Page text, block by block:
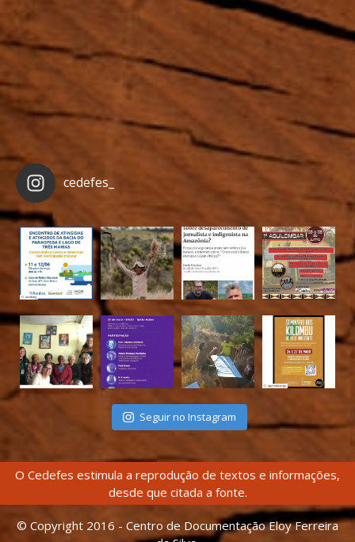
cedefes_
Seguir no Instagram
O Cedefes estimula a reprodução de textos e informações,
desde que citada a fonte.
© Copyright 2016 - Centro de Documentação Eloy Ferreira